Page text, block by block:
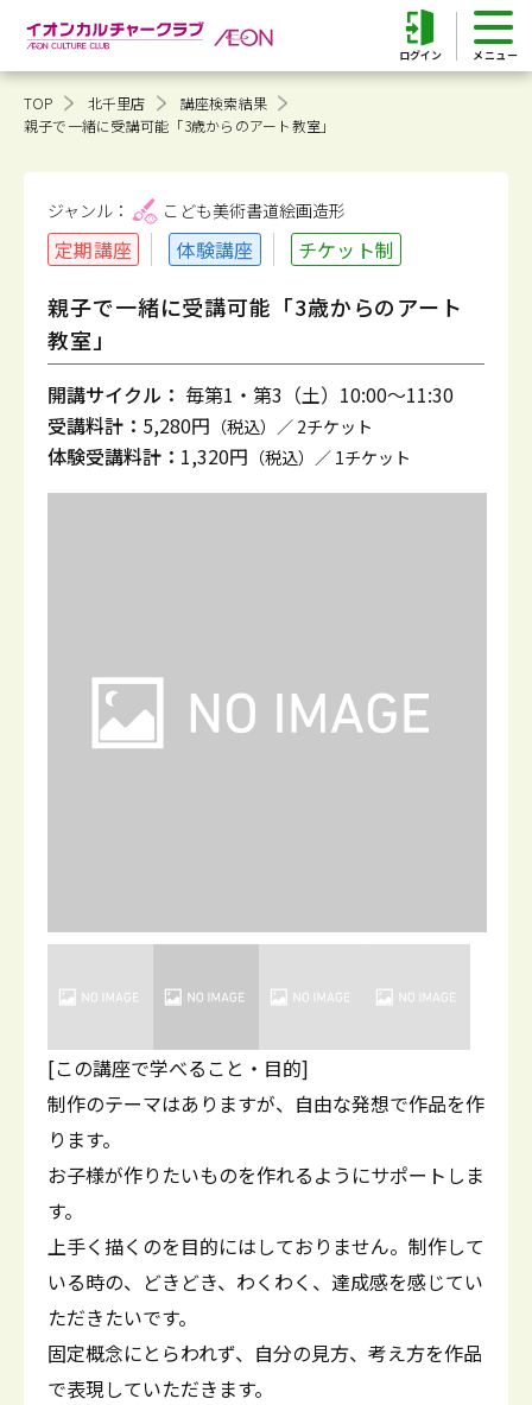
ログイン
TOP 北千里店
講座検索結果
親子で一緒に受講可能「3歳からのアート教室」
ジャンル： こども美術書道絵画造形
定期講座 体験講座 チケット制
親子で一緒に受講可能「3歳からのアート
教室」
開講サイクル： 毎第1・第3（土）10:00～11:30
受講料計： 5,280円 （税込）／ 2チケット
体験受講料計： 1,320円 （税込）／ 1チケット
[この講座で学べること・目的]
制作のテーマはありますが、自由な発想で作品を作
ります。
お子様が作りたいものを作れるようにサポートしま
す。
上手く描くのを目的にはしておりません。制作して
いる時の、どきどき、わくわく、達成感を感じてい
ただきたいです。
固定概念にとらわれず、自分の見方、考え方を作品
で表現していただきます。